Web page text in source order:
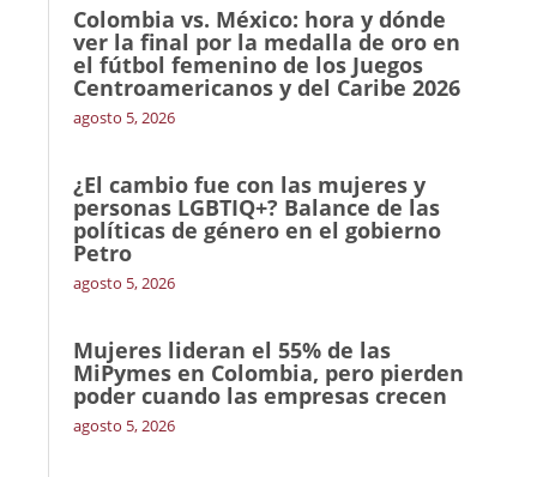
Colombia vs. México: hora y dónde
ver la final por la medalla de oro en
el fútbol femenino de los Juegos
Centroamericanos y del Caribe 2026
agosto 5, 2026
¿El cambio fue con las mujeres y
personas LGBTIQ+? Balance de las
políticas de género en el gobierno
Petro
agosto 5, 2026
Mujeres lideran el 55% de las
MiPymes en Colombia, pero pierden
poder cuando las empresas crecen
agosto 5, 2026